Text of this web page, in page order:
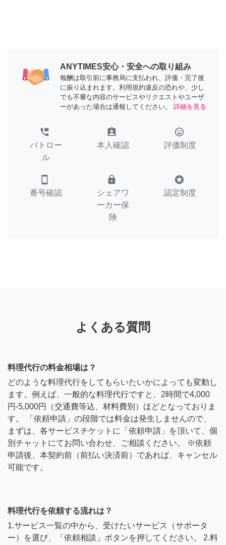
ANYTIMES安心・安全への取り組み
報酬は取引前に事務局に支払われ、評価・完了後
に振り込まれます。利用規約違反の恐れや、少し
でも不審な内容のサービスやリクエストやユーザ
ーがあった場合は通報してください。
詳細を見る
perm_phone_msg
パトロー
ル
assignment_ind
本人確認
tag_faces
評価制度
smartphone
番号確認
lock
シェアワ
ーカー保
険
stars
認定制度
よくある質問
料理代行の料金相場は？
どのような料理代行をしてもらいたいかによっても変動し
ます。例えば、一般的な料理代行ですと、2時間で4,000
円-5,000円（交通費等込、材料費別）ほどとなっておりま
す。 「依頼申請」の段階では料金は発生しませんので、
まずは、各サービスチケットに「依頼申請」を頂いて、個
別チャットにてお問い合わせ、ご相談ください。 ※依頼
申請後、本契約前（前払い決済前）であれば、キャンセル
可能です。
料理代行を依頼する流れは？
1.サービス一覧の中から、受けたいサービス（サポータ
ー）を選び、「依頼相談」ボタンを押してください。 2.料